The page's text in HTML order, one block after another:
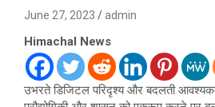
June 27, 2023 admin
Himachal News
उभरते डिजिटल परिदृश्य और बदलती